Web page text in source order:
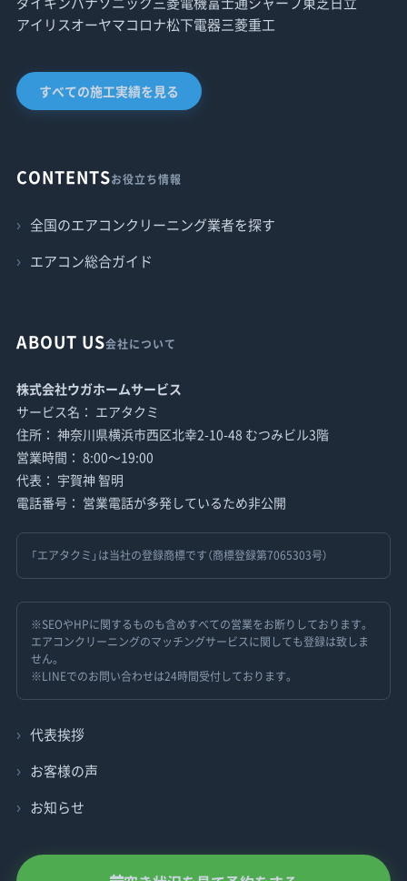
アイリスオーヤマコロナ松下電器三菱重工
すべての施工実績を見る
CONTENTSお役立ち情報
全国のエアコンクリーニング業者を探す
エアコン総合ガイド
ABOUT US会社について
株式会社ウガホームサービス
サービス名： エアタクミ
住所： 神奈川県横浜市西区北幸2-10-48 むつみビル3階
営業時間： 8:00〜19:00
代表： 宇賀神 智明
電話番号： 営業電話が多発しているため非公開
「エアタクミ」は当社の登録商標です（商標登録第7065303号）
※SEOやHPに関するものも含めすべての営業をお断りしております。
エアコンクリーニングのマッチングサービスに関しても登録は致しま
せん。
※LINEでのお問い合わせは24時間受付しております。
代表挨拶
お客様の声
お知らせ